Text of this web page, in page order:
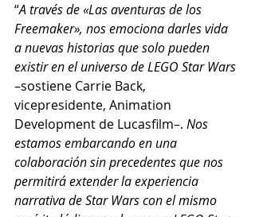
“A través de «Las aventuras de los
Freemaker», nos emociona darles vida
a nuevas historias que solo pueden
existir en el universo de LEGO Star Wars
–sostiene Carrie Back,
vicepresidente, Animation
Development de Lucasfilm–. Nos
estamos embarcando en una
colaboración sin precedentes que nos
permitirá extender la experiencia
narrativa de Star Wars con el mismo